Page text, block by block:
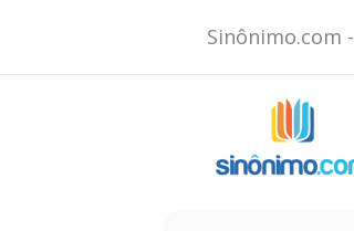
Sinônimo.com -